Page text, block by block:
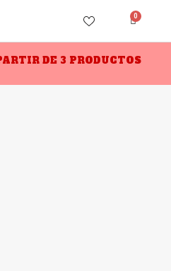
0
DE 3 PRODUCTOS